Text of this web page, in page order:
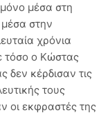
μέσα στη
μέσα στην
χρόνια
τόσο ο Κώστας
δεν κέρδισαν τις
τους
οι εκφραστές της